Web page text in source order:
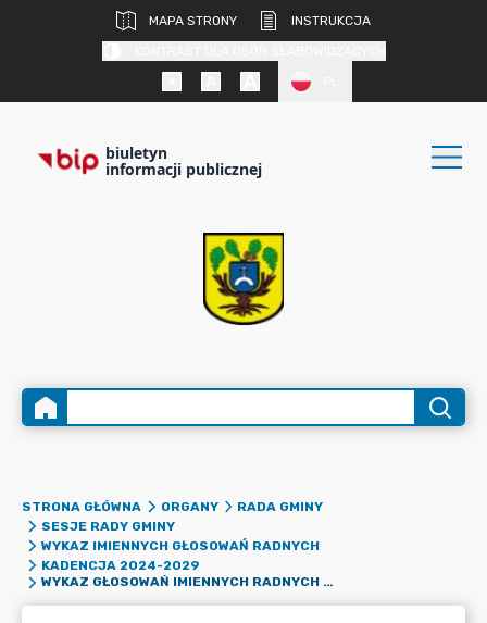
MAPA STRONY
INSTRUKCJA
biuletyn
informacji publicznej
STRONA GŁÓWNA ORGANY
RADA GMINY
SESJE RADY GMINY
WYKAZ IMIENNYCH GŁOSOWAŃ RADNYCH
KADENCJA 2024-2029
WYKAZ GŁOSOWAŃ IMIENNYCH RADNYCH - XVII SESJA RADY GMINY DOPIEWO – 29 WRZEŚNIA 2025 R.